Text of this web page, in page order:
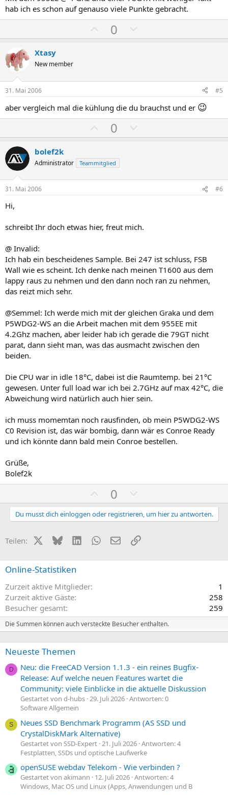
e
S
i
e
e
S
i
e
hab ich es schon auf genauso viele Punkte gebracht.
o
t
v
e
t
m
m
0
e
t
v
e
t
m
Xtasy
New member
31. Mai 2006 #5
aber vergleich mal die kühlung die du brauchst und er 😉
o
i
t
v
S
m
m
e
0
e
t
v
S
m
m
e
bolef2k
Administrator Teammitglied
31. Mai 2006 #6
Hi,
schreibt Ihr doch etwas hier, freut mich.
@ Invalid:
Ich hab ein bescheidenes Sample. Bei 247 ist schluss, FSB
Wall wie es scheint. Ich denke nach meinen T1600 aus dem
lappy raus zu nehmen und den dann noch ran zu nehmen,
das reizt mich sehr.
@Semmel: Ich werde mich mit der gleichen Graka und dem
P5WDG2-WS an die Arbeit machen mit dem 955EE mit
4.2Ghz machen, aber leider hab ich gerade die 79GT nicht
parat, dann sieht man, was das ausmacht zwischen den
beiden.
Die CPU war in idle 18°C, dabei ist die Raumtemp. bei 21°C
gewesen. Unter full load war ich bei 2.7GHz auf max 42°C, die
Abweichung wird natürlich auch hier sein.
ich muss momemtan noch rausfinden, ob mein P5WDG2-WS
C0 Revision ist, das wär bombig, dann wär es Conroe Ready
und ich könnte dann bald mein Conroe bestellen.
Grüße,
Bolef2k
o
s
v
i
m
m
0
e
g
t
v
i
m
m
Du musst dich einloggen oder registrieren, um hier zu antworten.
Teilen: X (Twitter)
BlueskyLinkedInWhatsApp
E-MailLink
Online-Statistiken
Zurzeit aktive Mitglieder
1
Zurzeit aktive Gäste
258
Besucher gesamt
259
Die Summen können auch versteckte Besucher enthalten.
Neueste Themen
D
Neu: die FreeCAD Version 1.1.3 - ein reines Bugfix-
Release: Auf welche neuen Features wartet die
Community: viele Einblicke in die aktuelle Diskussion
Gestartet von d-hubs 29. Juli 2026 Antworten: 0
Software Allgemein
S
Neues SSD Benchmark Programm (AS SSD und
CrystalDiskMark Alternative)
Gestartet von SSD-Expert 21. Juli 2026 Antworten: 4
Festplatten, SSDs und optische Laufwerke
openSUSE webdav Telekom - Wie verbinden ?
Gestartet von akimann 12. Juli 2026 Antworten: 4
Windows, Mac OS und Linux (Apps, Anwendungen und B